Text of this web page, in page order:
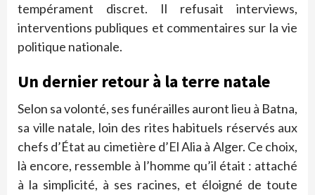
tempérament discret. Il refusait interviews,
interventions publiques et commentaires sur la vie
politique nationale.
Un dernier retour à la terre natale
Selon sa volonté, ses funérailles auront lieu à Batna,
sa ville natale, loin des rites habituels réservés aux
chefs d’État au cimetière d’El Alia à Alger. Ce choix,
là encore, ressemble à l’homme qu’il était : attaché
à la simplicité, à ses racines, et éloigné de toute